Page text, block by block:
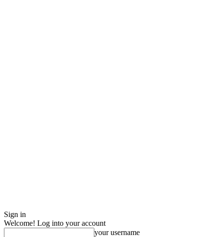
Sign in
Welcome! Log into your account
your username